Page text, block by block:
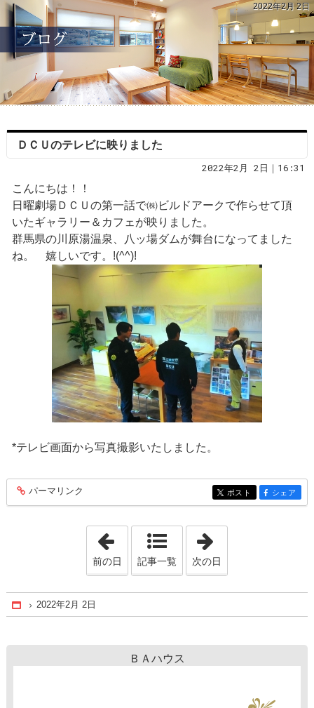
2022年2月 2日
ＤＣＵのテレビに映りました
2022年2月 2日｜16:31
こんにちは！！
日曜劇場ＤＣＵの第一話で㈱ビルドアークで作らせて頂
いたギャラリー＆カフェが映りました。
群馬県の川原湯温泉、八ッ場ダムが舞台になってました
ね。 嬉しいです。!(^^)!
*テレビ画面から写真撮影いたしました。
entry251
パーマリンク entry251
ポスト entry251
シェア
「2022年1月28日」
前の日 記事一覧 次の日
Home
2022年2月 2日
ＢＡハウス